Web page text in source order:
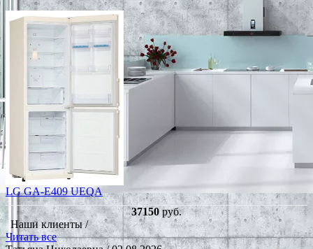
LG GA-E409 UEQA
37150 руб.
Наши клиенты /
Читать все